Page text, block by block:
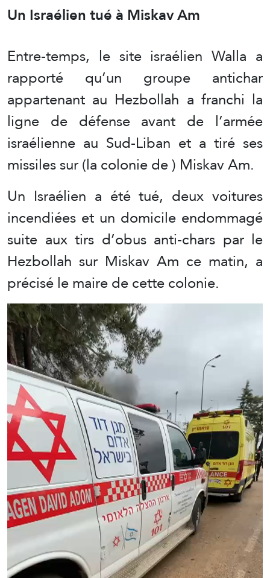
Un Israélien tué à Miskav Am
Entre-temps, le site israélien Walla a
rapporté qu’un groupe antichar
appartenant au Hezbollah a franchi la
ligne de défense avant de l’armée
israélienne au Sud-Liban et a tiré ses
missiles sur (la colonie de ) Miskav Am.
Un Israélien a été tué, deux voitures
incendiées et un domicile endommagé
suite aux tirs d’obus anti-chars par le
Hezbollah sur Miskav Am ce matin, a
précisé le maire de cette colonie.